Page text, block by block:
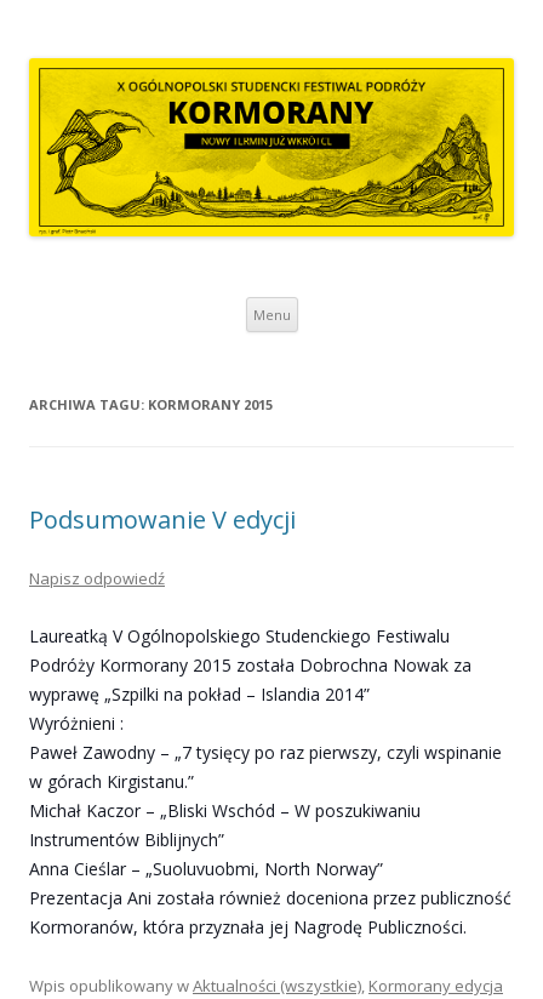
Menu Przeskocz do treści
ARCHIWA TAGU: KORMORANY 2015
Podsumowanie V edycji
Napisz odpowiedź
Laureatką V Ogólnopolskiego Studenckiego Festiwalu
Podróży Kormorany 2015 została Dobrochna Nowak za
wyprawę „Szpilki na pokład – Islandia 2014”
Wyróżnieni :
Paweł Zawodny – „7 tysięcy po raz pierwszy, czyli wspinanie
w górach Kirgistanu.”
Michał Kaczor – „Bliski Wschód – W poszukiwaniu
Instrumentów Biblijnych”
Anna Cieślar – „Suoluvuobmi, North Norway”
Prezentacja Ani została również doceniona przez publiczność
Kormoranów, która przyznała jej Nagrodę Publiczności.
Wpis opublikowany wAktualności (wszystkie), Kormorany edycja